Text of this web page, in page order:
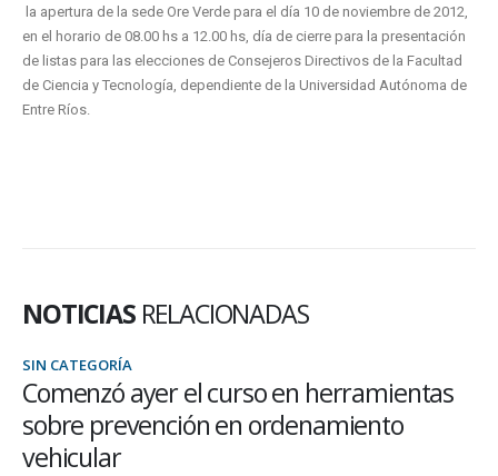
la apertura de la sede Ore Verde para el día 10 de noviembre de 2012,
en el horario de 08.00 hs a 12.00 hs, día de cierre para la presentación
de listas para las elecciones de Consejeros Directivos de la Facultad
de Ciencia y Tecnología, dependiente de la Universidad Autónoma de
Entre Ríos.
NOTICIAS RELACIONADAS
SIN CATEGORÍA
Comenzó ayer el curso en herramientas
sobre prevención en ordenamiento
vehicular